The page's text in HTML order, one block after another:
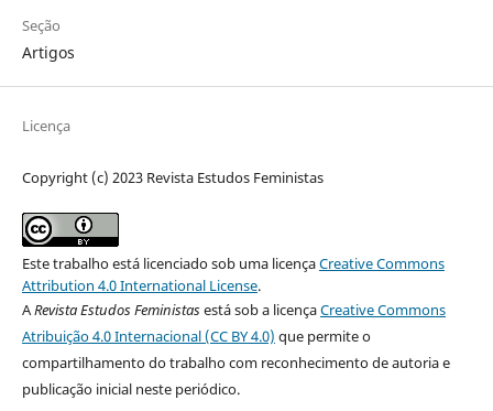
Seção
Artigos
Licença
Copyright (c) 2023 Revista Estudos Feministas
Este trabalho está licenciado sob uma licençaCreative Commons
Attribution 4.0 International License.
ARevista Estudos Feministasestá sob a licençaCreative Commons
Atribuição 4.0 Internacional (CC BY 4.0) que permite o
compartilhamento do trabalho com reconhecimento de autoria e
publicação inicial neste periódico.